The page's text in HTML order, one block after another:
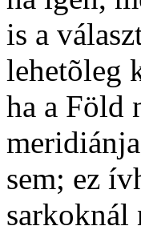
is a
lehetõleg
ha a Föld
sem; ez
sarkoknál